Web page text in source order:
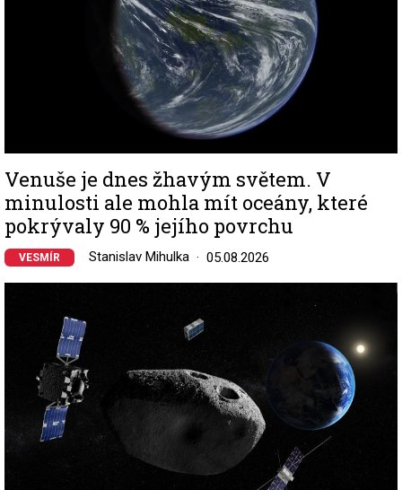
Venuše je dnes žhavým světem. V
minulosti ale mohla mít oceány, které
pokrývaly 90 % jejího povrchu
VESMÍR Stanislav Mihulka 05.08.2026